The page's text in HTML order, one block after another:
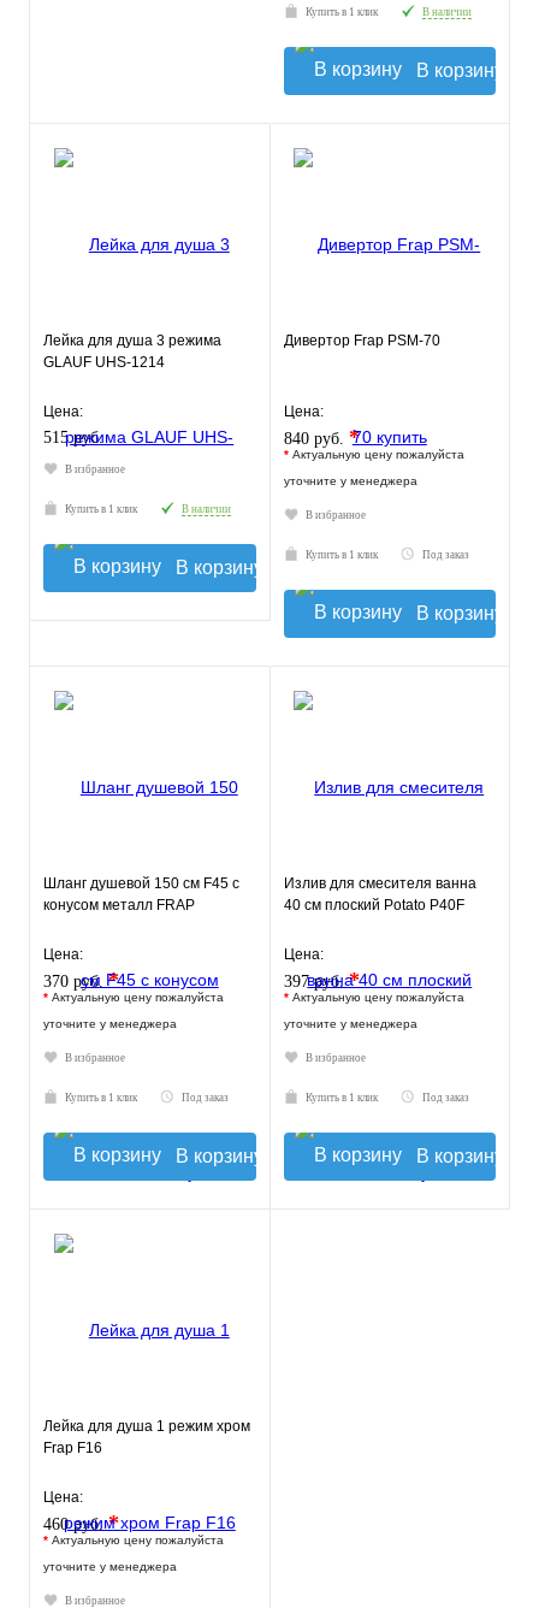
Купить в 1 клик В наличии
В корзину
Лейка для душа 3 режима
GLAUF UHS-1214
Цена:
515 руб.
В избранное
Купить в 1 клик В наличии
В корзину
Дивертор Frap PSM-70
Цена:
840 руб. *
* Актуальную цену пожалуйста
уточните у менеджера
В избранное
Купить в 1 клик Под заказ
В корзину
Шланг душевой 150 см F45 с
конусом металл FRAP
Цена:
370 руб.*
* Актуальную цену пожалуйста
уточните у менеджера
В избранное
Купить в 1 клик Под заказ
В корзину
Излив для смесителя ванна
40 см плоский Potato P40F
Цена:
397 руб.*
* Актуальную цену пожалуйста
уточните у менеджера
В избранное
Купить в 1 клик Под заказ
В корзину
Лейка для душа 1 режим хром
Frap F16
Цена:
460 руб.*
* Актуальную цену пожалуйста
уточните у менеджера
В избранное